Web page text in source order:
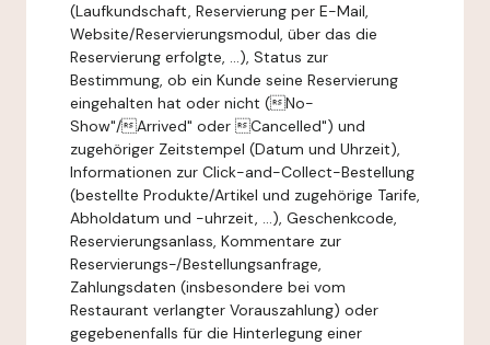
(Laufkundschaft, Reservierung per E-Mail,
Website/Reservierungsmodul, über das die
Reservierung erfolgte, ...), Status zur
Bestimmung, ob ein Kunde seine Reservierung
eingehalten hat oder nicht (No-
Show"/Arrived" oder Cancelled") und
zugehöriger Zeitstempel (Datum und Uhrzeit),
Informationen zur Click-and-Collect-Bestellung
(bestellte Produkte/Artikel und zugehörige Tarife,
Abholdatum und -uhrzeit, ...), Geschenkcode,
Reservierungsanlass, Kommentare zur
Reservierungs-/Bestellungsanfrage,
Zahlungsdaten (insbesondere bei vom
Restaurant verlangter Vorauszahlung) oder
gegebenenfalls für die Hinterlegung einer